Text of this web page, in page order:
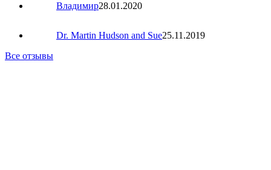
Владимир28.01.2020
Dr. Martin Hudson and Sue25.11.2019
Все отзывы